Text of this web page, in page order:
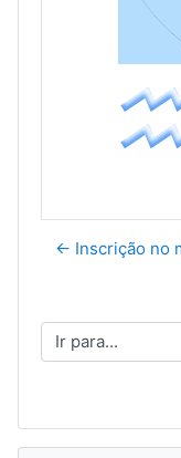
← Inscrição no
Ir para...